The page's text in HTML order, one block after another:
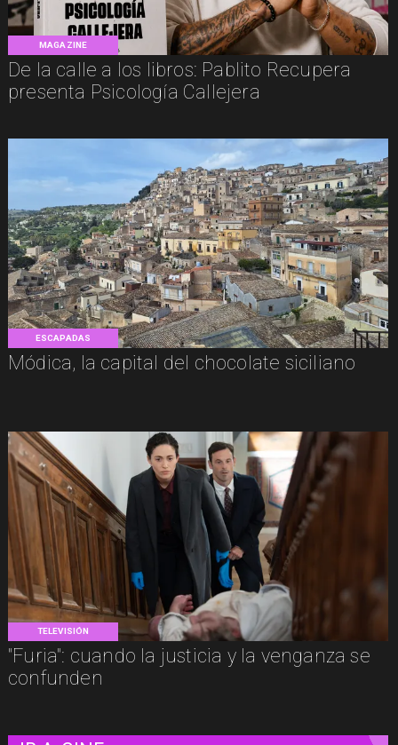
MAGAZINE
De la calle a los libros: Pablito Recupera
presenta Psicología Callejera
ESCAPADAS
Módica, la capital del chocolate siciliano
TELEVISIÓN
"Furia": cuando la justicia y la venganza se
confunden